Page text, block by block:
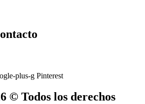
plus-g Pinterest
© Todos los derechos